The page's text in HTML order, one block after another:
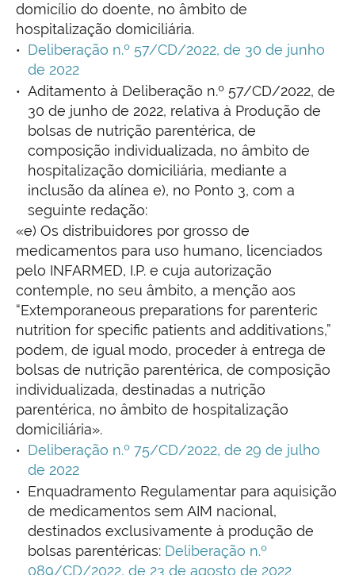
domicílio do doente, no âmbito de
hospitalização domiciliária.
Deliberação n.º 57/CD/2022, de 30 de junho
de 2022
Aditamento à Deliberação n.º 57/CD/2022, de
30 de junho de 2022, relativa à Produção de
bolsas de nutrição parentérica, de
composição individualizada, no âmbito de
hospitalização domiciliária, mediante a
inclusão da alínea e), no Ponto 3, com a
seguinte redação:
«e) Os distribuidores por grosso de
medicamentos para uso humano, licenciados
pelo INFARMED, I.P. e cuja autorização
contemple, no seu âmbito, a menção aos
“Extemporaneous preparations for parenteric
nutrition for specific patients and additivations,”
podem, de igual modo, proceder à entrega de
bolsas de nutrição parentérica, de composição
individualizada, destinadas a nutrição
parentérica, no âmbito de hospitalização
domiciliária».
Deliberação n.º 75/CD/2022, de 29 de julho
de 2022
Enquadramento Regulamentar para aquisição
de medicamentos sem AIM nacional,
destinados exclusivamente à produção de
bolsas parentéricas: Deliberação n.º
089/CD/2022, de 23 de agosto de 2022